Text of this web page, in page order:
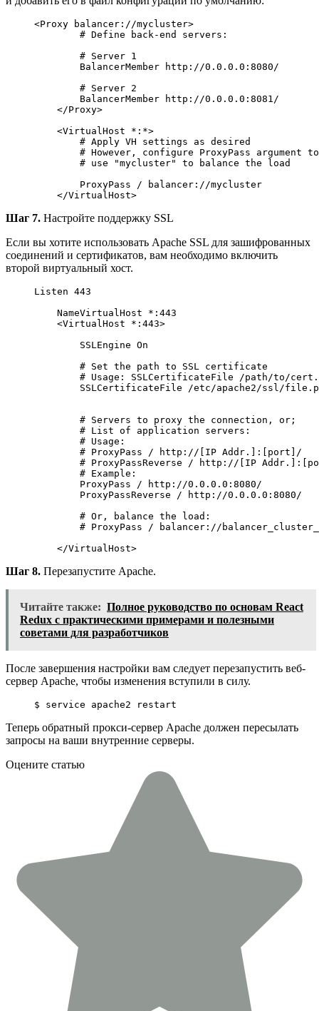
<Proxy balancer://mycluster>
# Define back-end servers:
# Server 1
        BalancerMember http://0.0.0.0:8080/
# Server 2
        BalancerMember http://0.0.0.0:8081/
</Proxy>
<VirtualHost *:*>
# Apply VH settings as desired
# However, configure ProxyPass argument to
# use "mycluster" to balance the load
        ProxyPass / balancer://mycluster
</VirtualHost>
Шаг 7. Настройте поддержку SSL
Если вы хотите использовать Apache SSL для зашифрованных
соединений и сертификатов, вам необходимо включить
второй виртуальный хост.
Listen 443
    NameVirtualHost *:443
<VirtualHost *:443>
        SSLEngine On
# Set the path to SSL certificate
# Usage: SSLCertificateFile /path/to/
SSLCertificateFile /etc/apache2/ssl/
# Servers to proxy the connection, or;
# List of application servers:
# Usage:
# ProxyPass / http://[IP Addr.]:[port]/
# ProxyPassReverse / http://[IP
# Example:
        ProxyPass / http://0.0.0.0:8080/
        ProxyPassReverse / http://0.0.0.0:8080/
# Or, balance the load:
# ProxyPass / balancer://
</VirtualHost>
Шаг 8. Перезапустите Apache.
Читайте также: Полное руководство по основам React
Redux с практическими примерами и полезными
советами для разработчиков
После завершения настройки вам следует перезапустить веб-
сервер Apache, чтобы изменения вступили в силу.
$ service apache2 restart
Теперь обратный прокси-сервер Apache должен пересылать
запросы на ваши внутренние серверы.
Оцените статью